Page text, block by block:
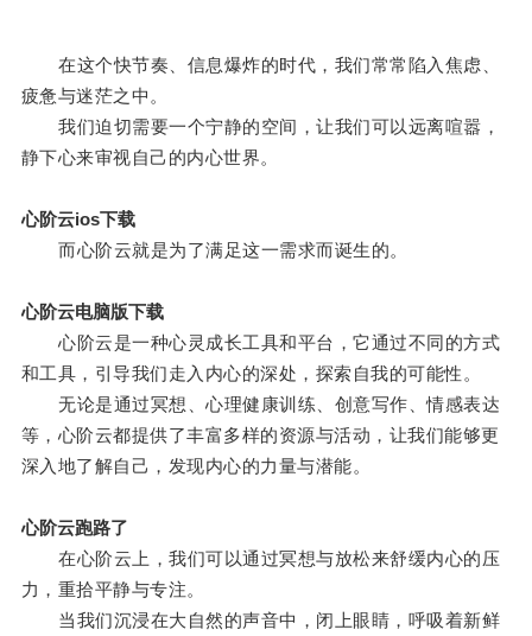
在这个快节奏、信息爆炸的时代，我们常常陷入焦虑、
疲惫与迷茫之中。
我们迫切需要一个宁静的空间，让我们可以远离喧嚣，
静下心来审视自己的内心世界。
心阶云ios下载
而心阶云就是为了满足这一需求而诞生的。
心阶云电脑版下载
心阶云是一种心灵成长工具和平台，它通过不同的方式
和工具，引导我们走入内心的深处，探索自我的可能性。
无论是通过冥想、心理健康训练、创意写作、情感表达
等，心阶云都提供了丰富多样的资源与活动，让我们能够更
深入地了解自己，发现内心的力量与潜能。
心阶云跑路了
在心阶云上，我们可以通过冥想与放松来舒缓内心的压
力，重拾平静与专注。
当我们沉浸在大自然的声音中，闭上眼睛，呼吸着新鲜